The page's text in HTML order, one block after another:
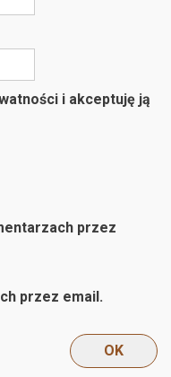
i akceptuję ją
przez
przez email.